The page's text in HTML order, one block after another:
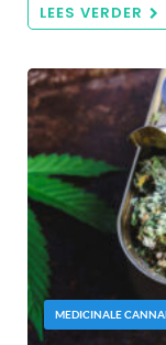
LEES VERDER
MEDICINALE